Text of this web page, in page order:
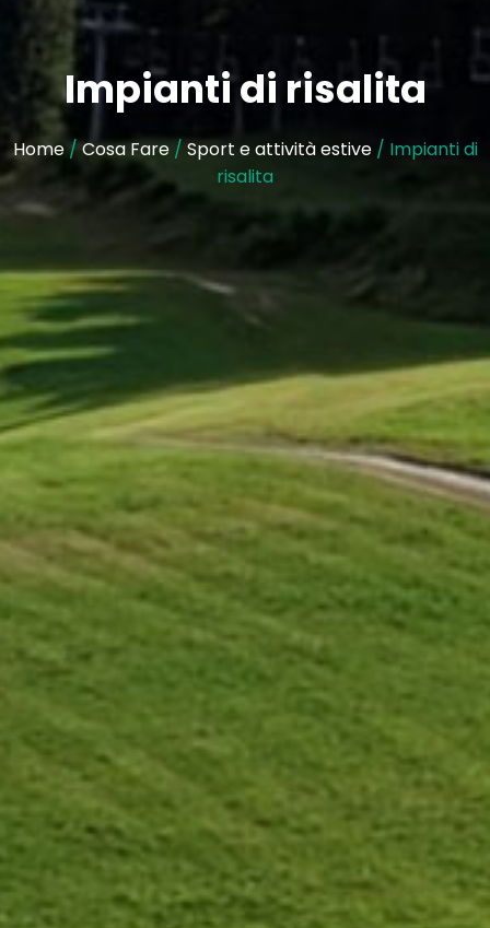
Impianti di risalita
Home/Cosa Fare/ Sport e attività estive/ Impianti di
risalita